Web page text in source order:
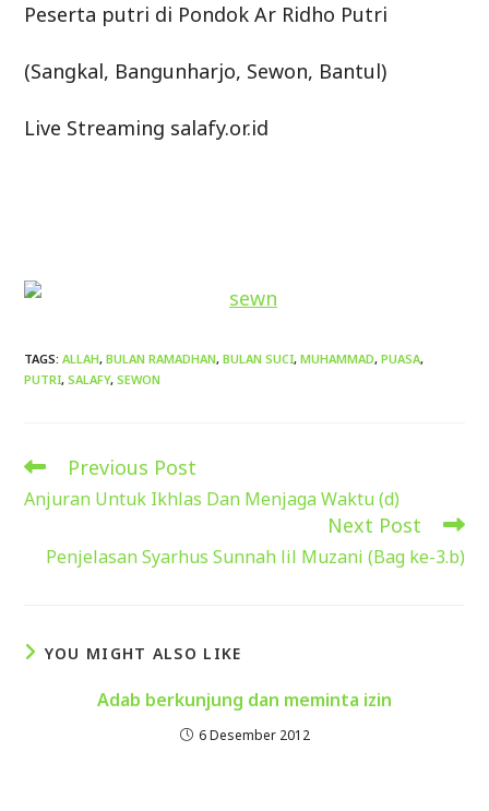
Peserta putri di Pondok Ar Ridho Putri
(Sangkal, Bangunharjo, Sewon, Bantul)
Live Streaming salafy.or.id
TAGS:ALLAH, BULAN RAMADHAN, BULAN SUCI, MUHAMMAD, PUASA,
PUTRI, SALAFY, SEWON
Read
articles
Previous Post
Anjuran Untuk Ikhlas Dan Menjaga Waktu (d)
Next Post
Penjelasan Syarhus Sunnah lil Muzani (Bag ke-3.b)
YOU MIGHT ALSO LIKE
Adab berkunjung dan meminta izin
6 Desember 2012